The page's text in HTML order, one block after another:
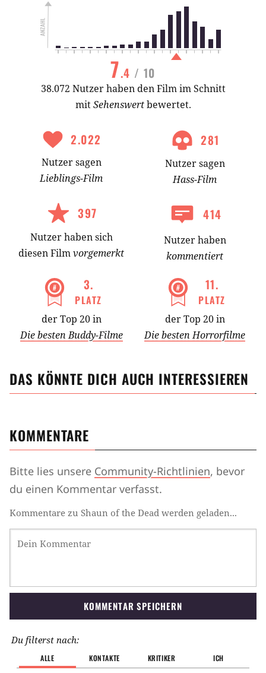
7.4 / 10
38.072 Nutzer haben den Film im Schnitt
mitSehenswertbewertet.
2.022
Nutzersagen
Lieblings-Film
281
Nutzersagen
Hass-Film
397
Nutzerhabensich
diesen Filmvorgemerkt
414
Nutzer haben
kommentiert
3.
PLATZ
der Top 20 in
Die besten Buddy-Filme
11.
PLATZ
der Top 20 in
Die besten Horrorfilme
DAS KÖNNTE DICH AUCH INTERESSIEREN
KOMMENTARE
Bitte lies unsere Community-Richtlinien, bevor
du einen Kommentar verfasst.
Kommentare zu Shaun of the Dead werden geladen...
KOMMENTAR SPEICHERN
Du filterst nach:
ALLE KONTAKTE KRITIKER ICH